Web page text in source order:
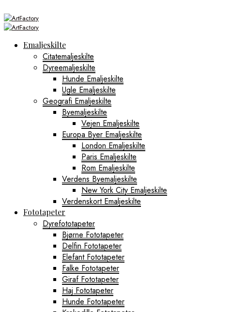
Emaljeskilte
Citatemaljeskilte
Dyreemaljeskilte
Hunde Emaljeskilte
Ugle Emaljeskilte
Geografi Emaljeskilte
Byemaljeskilte
Vejen Emaljeskilte
Europa Byer Emaljeskilte
London Emaljeskilte
Paris Emaljeskilte
Rom Emaljeskilte
Verdens Byemaljeskilte
New York City Emaljeskilte
Verdenskort Emaljeskilte
Fototapeter
Dyrefototapeter
Bjørne Fototapeter
Delfin Fototapeter
Elefant Fototapeter
Falke Fototapeter
Giraf Fototapeter
Haj Fototapeter
Hunde Fototapeter